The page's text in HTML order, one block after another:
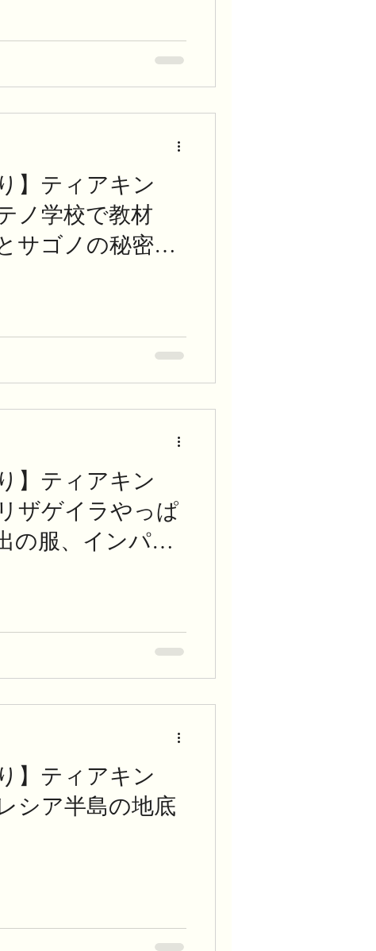
】ティアキン
ノ学校で教材
サゴノの秘密、
】ティアキン
ザゲイラやっぱ
の服、インパに
】ティアキン
シア半島の地底